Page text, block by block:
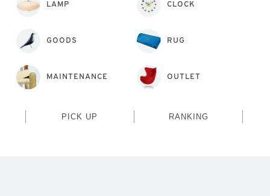
LAMP CLOCK
GOODS RUG
MAINTENANCE OUTLET
PICK UP RANKING